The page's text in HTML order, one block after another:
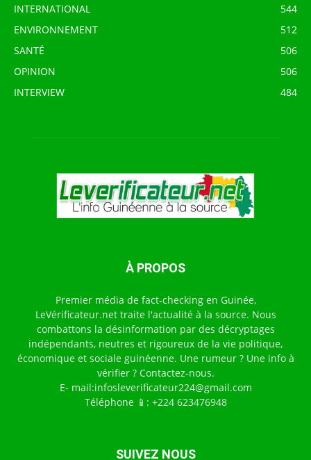
INTERNATIONAL
544
ENVIRONNEMENT
512
SANTÉ
506
OPINION
506
INTERVIEW
484
À PROPOS
Premier média de fact-checking en Guinée,
LeVérificateur.net traite l'actualité à la source. Nous
combattons la désinformation par des décryptages
indépendants, neutres et rigoureux de la vie politique,
économique et sociale guinéenne. Une rumeur ? Une info à
vérifier ? Contactez-nous.
E- mail:infosleverificateur224@gmail.com
Téléphone 📱: +224 623476948
SUIVEZ NOUS